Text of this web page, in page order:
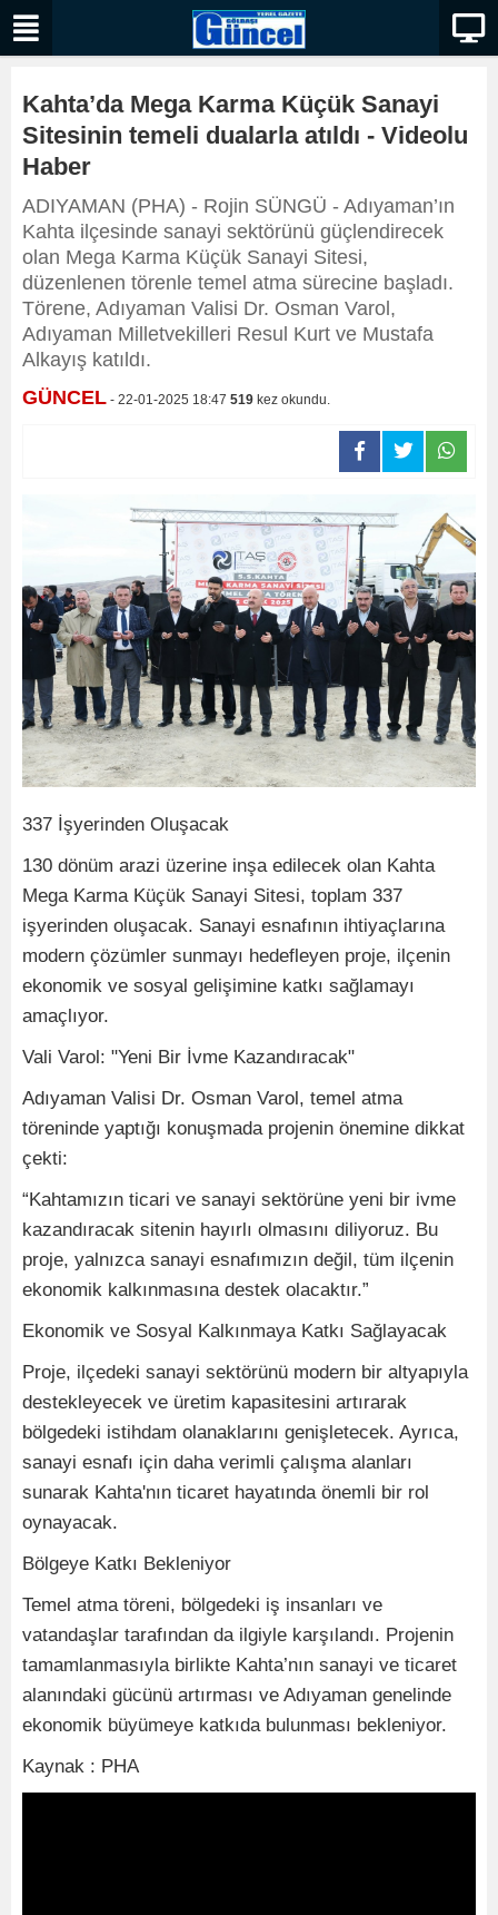
Kahta’da Mega Karma Küçük Sanayi
Sitesinin temeli dualarla atıldı - Videolu
Haber
ADIYAMAN (PHA) - Rojin SÜNGÜ - Adıyaman’ın
Kahta ilçesinde sanayi sektörünü güçlendirecek
olan Mega Karma Küçük Sanayi Sitesi,
düzenlenen törenle temel atma sürecine başladı.
Törene, Adıyaman Valisi Dr. Osman Varol,
Adıyaman Milletvekilleri Resul Kurt ve Mustafa
Alkayış katıldı.
GÜNCEL - 22-01-2025 18:47 519 kez okundu.
337 İşyerinden Oluşacak
130 dönüm arazi üzerine inşa edilecek olan Kahta
Mega Karma Küçük Sanayi Sitesi, toplam 337
işyerinden oluşacak. Sanayi esnafının ihtiyaçlarına
modern çözümler sunmayı hedefleyen proje, ilçenin
ekonomik ve sosyal gelişimine katkı sağlamayı
amaçlıyor.
Vali Varol: "Yeni Bir İvme Kazandıracak"
Adıyaman Valisi Dr. Osman Varol, temel atma
töreninde yaptığı konuşmada projenin önemine dikkat
çekti:
“Kahtamızın ticari ve sanayi sektörüne yeni bir ivme
kazandıracak sitenin hayırlı olmasını diliyoruz. Bu
proje, yalnızca sanayi esnafımızın değil, tüm ilçenin
ekonomik kalkınmasına destek olacaktır.”
Ekonomik ve Sosyal Kalkınmaya Katkı Sağlayacak
Proje, ilçedeki sanayi sektörünü modern bir altyapıyla
destekleyecek ve üretim kapasitesini artırarak
bölgedeki istihdam olanaklarını genişletecek. Ayrıca,
sanayi esnafı için daha verimli çalışma alanları
sunarak Kahta'nın ticaret hayatında önemli bir rol
oynayacak.
Bölgeye Katkı Bekleniyor
Temel atma töreni, bölgedeki iş insanları ve
vatandaşlar tarafından da ilgiyle karşılandı. Projenin
tamamlanmasıyla birlikte Kahta’nın sanayi ve ticaret
alanındaki gücünü artırması ve Adıyaman genelinde
ekonomik büyümeye katkıda bulunması bekleniyor.
Kaynak : PHA